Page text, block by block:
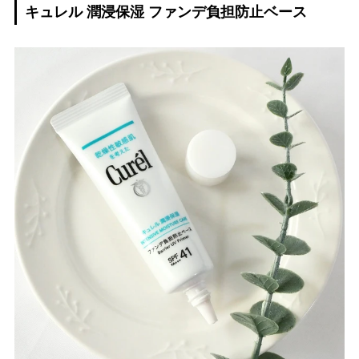
キュレル 潤浸保湿 ファンデ負担防止ベース